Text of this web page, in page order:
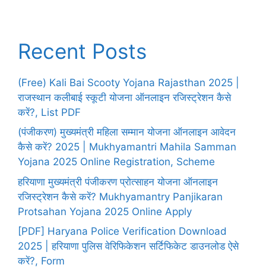
Recent Posts
(Free) Kali Bai Scooty Yojana Rajasthan 2025 |
राजस्थान कलीबाई स्कूटी योजना ऑनलाइन रजिस्ट्रेशन कैसे
करें?, List PDF
(पंजीकरण) मुख्यमंत्री महिला सम्मान योजना ऑनलाइन आवेदन
कैसे करें? 2025 | Mukhyamantri Mahila Samman
Yojana 2025 Online Registration, Scheme
हरियाणा मुख्यमंत्री पंजीकरण प्रोत्साहन योजना ऑनलाइन
रजिस्ट्रेशन कैसे करें? Mukhyamantry Panjikaran
Protsahan Yojana 2025 Online Apply
[PDF] Haryana Police Verification Download
2025 | हरियाणा पुलिस वेरिफिकेशन सर्टिफिकेट डाउनलोड ऐसे
करें?, Form